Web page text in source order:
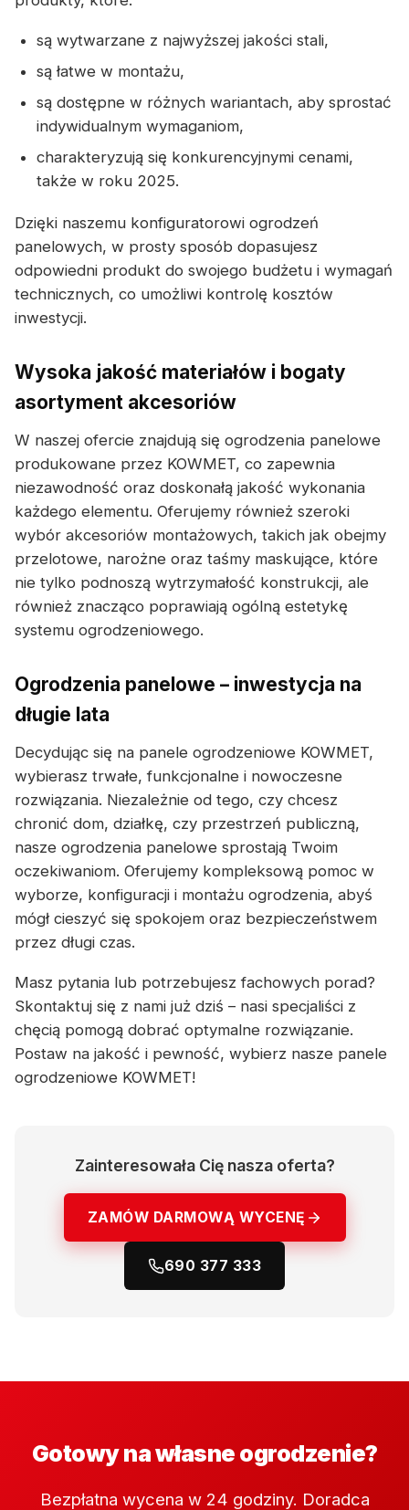
są wytwarzane z najwyższej jakości stali,
są łatwe w montażu,
są dostępne w różnych wariantach, aby sprostać
indywidualnym wymaganiom,
charakteryzują się konkurencyjnymi cenami,
także w roku 2025.
Dzięki naszemu konfiguratorowi ogrodzeń
panelowych, w prosty sposób dopasujesz
odpowiedni produkt do swojego budżetu i wymagań
technicznych, co umożliwi kontrolę kosztów
inwestycji.
Wysoka jakość materiałów i bogaty
asortyment akcesoriów
W naszej ofercie znajdują się ogrodzenia panelowe
produkowane przez KOWMET, co zapewnia
niezawodność oraz doskonałą jakość wykonania
każdego elementu. Oferujemy również szeroki
wybór akcesoriów montażowych, takich jak obejmy
przelotowe, narożne oraz taśmy maskujące, które
nie tylko podnoszą wytrzymałość konstrukcji, ale
również znacząco poprawiają ogólną estetykę
systemu ogrodzeniowego.
Ogrodzenia panelowe – inwestycja na
długie lata
Decydując się na panele ogrodzeniowe KOWMET,
wybierasz trwałe, funkcjonalne i nowoczesne
rozwiązania. Niezależnie od tego, czy chcesz
chronić dom, działkę, czy przestrzeń publiczną,
nasze ogrodzenia panelowe sprostają Twoim
oczekiwaniom. Oferujemy kompleksową pomoc w
wyborze, konfiguracji i montażu ogrodzenia, abyś
mógł cieszyć się spokojem oraz bezpieczeństwem
przez długi czas.
Masz pytania lub potrzebujesz fachowych porad?
Skontaktuj się z nami już dziś – nasi specjaliści z
chęcią pomogą dobrać optymalne rozwiązanie.
Postaw na jakość i pewność, wybierz nasze panele
ogrodzeniowe KOWMET!
Zainteresowała Cię nasza oferta?
ZAMÓW DARMOWĄ WYCENĘ
690 377 333
Gotowy na własne ogrodzenie?
Bezpłatna wycena w 24 godziny. Doradca